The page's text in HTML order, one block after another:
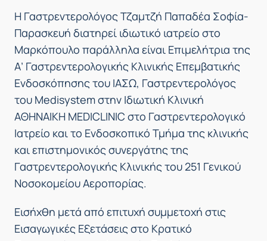
Η Γαστρεντερολόγος Τζαμτζή Παπαδέα Σοφία-
Παρασκευή διατηρεί ιδιωτικό ιατρείο στο
Μαρκόπουλο παράλληλα είναι Επιμελήτρια της
Α’ Γαστρεντερολογικής Κλινικής Επεμβατικής
Ενδοσκόπησης του ΙΑΣΩ, Γαστρεντερολόγος
του Μedisystem στην Ιδιωτική Κλινική
AΘΗΝΑΙΚΗ MEDICLINIC στο Γαστρεντερολογικό
Ιατρείο και το Ενδοσκοπικό Τμήμα της κλινικής
και επιστημονικός συνεργάτης της
Γαστρεντερολογικής Κλινικής του 251 Γενικού
Νοσοκομείου Αεροπορίας.
Εισήχθη μετά από επιτυχή συμμετοχή στις
Εισαγωγικές Εξετάσεις στο Kρατικό